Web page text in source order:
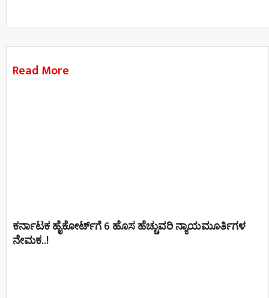
Read More
ಕರ್ನಾಟಕ ಹೈಕೋರ್ಟ್‌ಗೆ 6 ಹೊಸ ಹೆಚ್ಚುವರಿ ನ್ಯಾಯಮೂರ್ತಿಗಳ
ನೇಮಕ..!